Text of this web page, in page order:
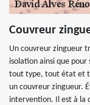
Couvreur
Un couvreur zingueur
isolation ainsi que
tout type, tout état et
un couvreur zingueur.
intervention. Il est à la